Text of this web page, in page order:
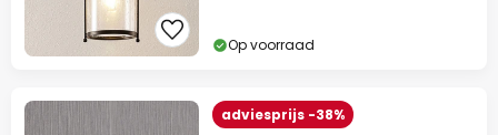
Op voorraad
adviesprijs -38%